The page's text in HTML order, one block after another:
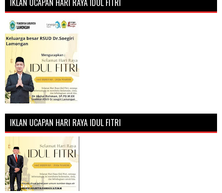
IKLAN UCAPAN HARI RAYA IDUL FITRI